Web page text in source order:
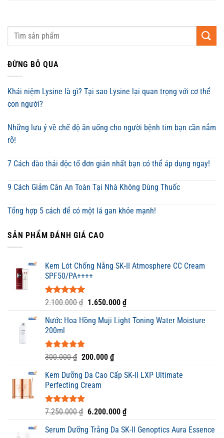
ĐỪNG BỎ QUA
Khái niệm Lysine là gì? Tại sao Lysine lại quan trọng với cơ thể
con người?
Những lưu ý về chế độ ăn uống cho người bệnh tim bạn cần nắm
rõ!
7 Cách đào thải độc tố đơn giản nhất bạn có thể áp dụng ngay!
9 Cách Giảm Cân An Toàn Tại Nhà Không Dùng Thuốc
Tổng hợp 5 cách để có một lá gan khỏe mạnh!
SẢN PHẨM ĐÁNH GIÁ CAO
Kem Lót Chống Nắng SK-II Atmosphere CC Cream
SPF50/PA++++
Được xếp
5 sao
2.100.000₫ Giá
là:
1.650.000 ₫Giá
tại
Nước Hoa Hồng Muji Light Toning Water Moisture
200ml
Được xếp
5.00
5 sao
300.000₫ Giá
là:
300.000 ₫.
200.000 ₫Giá
tại
Kem Dưỡng Da Cao Cấp SK-II LXP Ultimate
Perfecting Cream
Được xếp
5 sao
7.250.000₫ Giá
là:
6.200.000 ₫Giá
tại
Serum Dưỡng Trắng Da SK-II Genoptics Aura Essence